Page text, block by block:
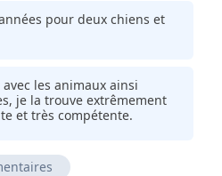
pour deux chiens et
les animaux ainsi
je la trouve extrêmement
et très compétente.